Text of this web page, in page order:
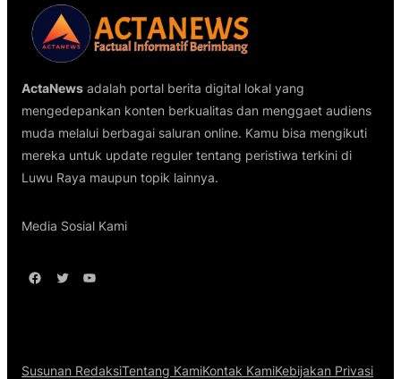
ActaNews adalah portal berita digital lokal yang
mengedepankan konten berkualitas dan menggaet audiens
muda melalui berbagai saluran online. Kamu bisa mengikuti
mereka untuk update reguler tentang peristiwa terkini di
Luwu Raya maupun topik lainnya.
Media Sosial Kami
Facebook Twitter YouTube
Susunan RedaksiTentang KamiKontak KamiKebijakan Privasi